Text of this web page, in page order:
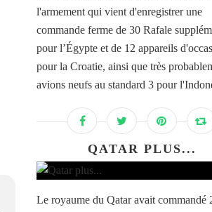
l'armement qui vient d'enregistrer une
commande ferme de 30 Rafale
pour l’Égypte et de 12 appareils
pour la Croatie, ainsi que très
avions neufs au standard 3 pour
QATAR PLUS...
Le royaume du Qatar avait commandé